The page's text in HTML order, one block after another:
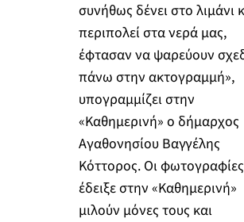
συνήθως δένει στο λιμάνι
περιπολεί στα νερά μας,
έφτασαν να ψαρεύουν
πάνω στην ακτογραμμή»,
υπογραμμίζει στην
«Καθημερινή» ο δήμαρχος
Αγαθονησίου Βαγγέλης
Κόττορος. Οι
έδειξε στην «Καθημερινή»
μιλούν μόνες τους και